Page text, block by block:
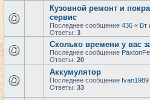
Кузовной ремонт и
сервис
Последнее сообщение 436 « Вт
Ответы: 3
Сколько времени у вас
Последнее сообщение
Ответы: 20
Аккумулятор
Последнее сообщение Ivan1989
Ответы: 33